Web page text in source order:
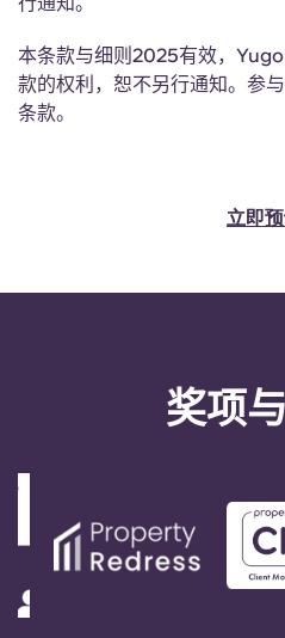
本条款与细则2025有效，
款的权利，恕不另行通知。参
条款。
立即
奖项